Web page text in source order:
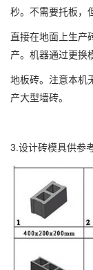
秒。不需要托板，
直接在地面上生产
产。机器通过更换
地板砖。注意本机
产大型墙砖。
3.设计砖模具供参考